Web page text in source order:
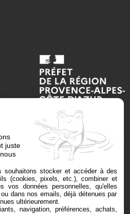
juste
souhaitons stocker et accéder à des
(cookies, pixels, etc.), combiner et
vos données personnelles, qu'elles
dans nos emails, déjà détenues par
ultérieurement.
navigation, préférences, achats,